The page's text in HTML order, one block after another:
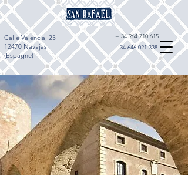
+34 646 021 338
Calle Valencia, 25
12470 Navajas
(Espagne)
+ 34 964 710 615